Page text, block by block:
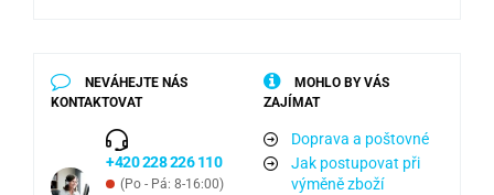
NEVÁHEJTE NÁS
KONTAKTOVAT
+420 228 226 110
(Po - Pá: 8-16:00)
MOHLO BY VÁS
ZAJÍMAT
Doprava a poštovné
Jak postupovat při
výměně zboží